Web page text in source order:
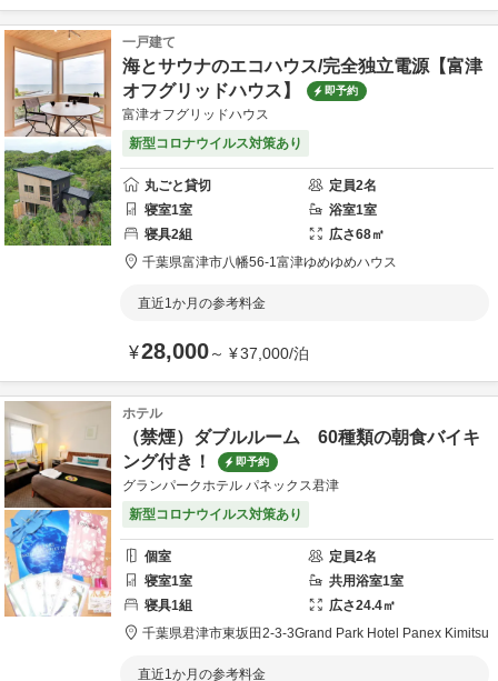
一戸建て
海とサウナのエコハウス/完全独立電源【富津
オフグリッドハウス】
即予約
富津オフグリッドハウス
新型コロナウイルス対策あり
丸ごと貸切 定員2名
寝室1室 浴室1室
寝具2組 広さ68㎡
千葉県富津市八幡56-1富津ゆめゆめハウス
直近1か月の参考料金
¥28,000～ ¥37,000/泊
ホテル
（禁煙）ダブルルーム 60種類の朝食バイキ
ング付き！
即予約
グランパークホテル パネックス君津
新型コロナウイルス対策あり
個室 定員2名
寝室1室 共用浴室1室
寝具1組 広さ24.4㎡
千葉県君津市東坂田2-3-3Grand Park Hotel Panex Kimitsu
直近1か月の参考料金